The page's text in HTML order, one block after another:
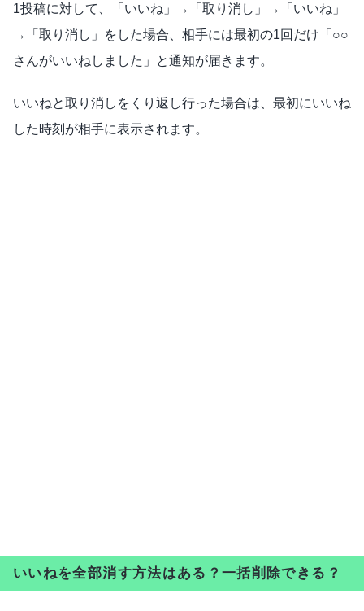
1投稿に対して、「いいね」→「取り消し」→「いいね」
→「取り消し」をした場合、相手には最初の1回だけ「○○
さんがいいねしました」と通知が届きます。
いいねと取り消しをくり返し行った場合は、最初にいいね
した時刻が相手に表示されます。
いいねを全部消す方法はある？一括削除できる？